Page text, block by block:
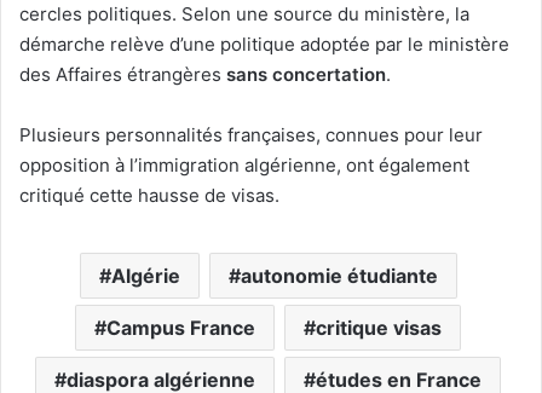
cercles politiques. Selon une source du ministère, la
démarche relève d’une politique adoptée par le ministère
des Affaires étrangères sans concertation.
Plusieurs personnalités françaises, connues pour leur
opposition à l’immigration algérienne, ont également
critiqué cette hausse de visas.
Algérie autonomie étudiante
Campus France critique visas
diaspora algérienne études en France